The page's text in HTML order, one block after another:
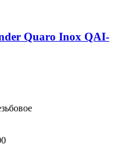
Quaro Inox QAI-